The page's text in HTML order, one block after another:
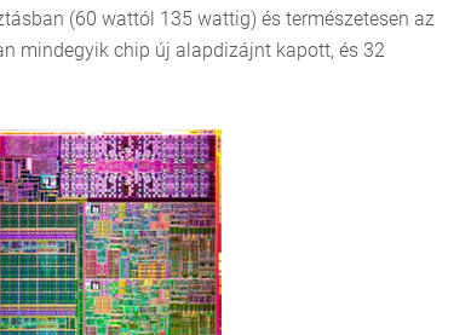
(60 wattól 135 wattig) és természetesen az
mindegyik chip új alapdizájnt kapott, és 32